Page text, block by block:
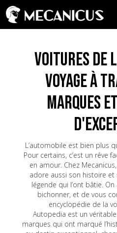
Voitures de
voyage à
marques
L’automobile est bien plus
Pour certains, c’est un rêve
en amour. Chez
adore aussi son histoire
légende qui l’ont bâtie.
bichonner, et de vous
encyclopédie de la
Autopedia est un
marques qui ont marqué